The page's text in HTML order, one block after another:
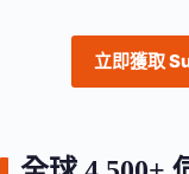
立即獲取